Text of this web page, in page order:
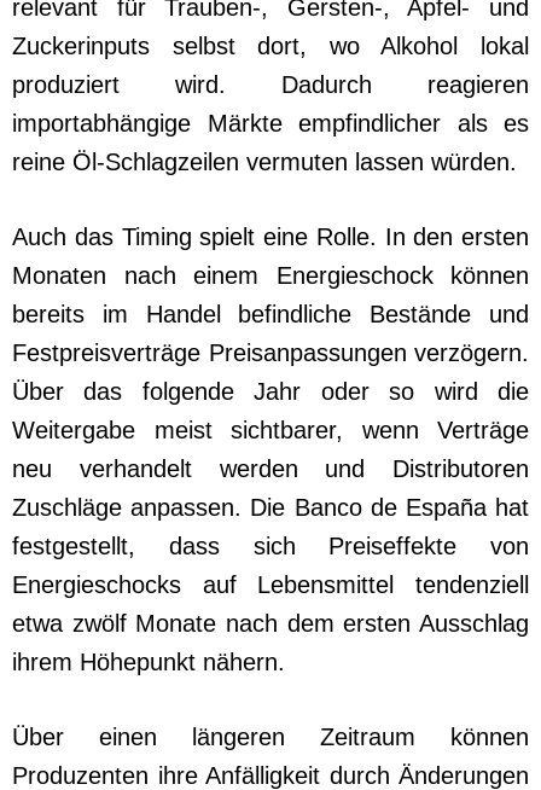
relevant für Trauben-, Gersten-, Apfel- und
Zuckerinputs selbst dort, wo Alkohol lokal
produziert wird. Dadurch reagieren
importabhängige Märkte empfindlicher als es
reine Öl-Schlagzeilen vermuten lassen würden.
Auch das Timing spielt eine Rolle. In den ersten
Monaten nach einem Energieschock können
bereits im Handel befindliche Bestände und
Festpreisverträge Preisanpassungen verzögern.
Über das folgende Jahr oder so wird die
Weitergabe meist sichtbarer, wenn Verträge
neu verhandelt werden und Distributoren
Zuschläge anpassen. Die Banco de España hat
festgestellt, dass sich Preiseffekte von
Energieschocks auf Lebensmittel tendenziell
etwa zwölf Monate nach dem ersten Ausschlag
ihrem Höhepunkt nähern.
Über einen längeren Zeitraum können
Produzenten ihre Anfälligkeit durch Änderungen